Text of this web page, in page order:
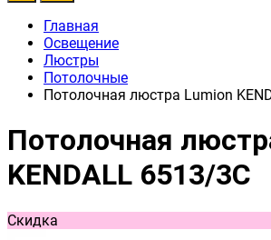
Главная
Освещение
Люстры
Потолочные
Потолочная люстра Lumion
Потолочная
KENDALL 6513/3C
Скидка